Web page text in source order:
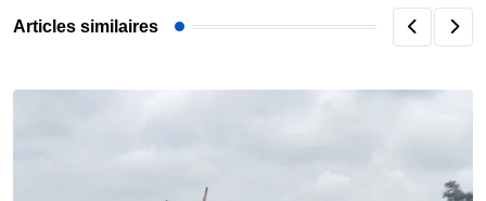
Articles similaires